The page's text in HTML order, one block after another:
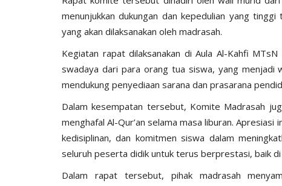
menunjukkan dukungan dan kepedulian yang
yang akan dilaksanakan oleh madrasah.
Kegiatan rapat dilaksanakan di Aula Al-Kahfi
swadaya dari para orang tua siswa, yang menjadi
mendukung penyediaan sarana dan prasarana
Dalam kesempatan tersebut, Komite Madrasah
menghafal Al-Qur’an selama masa liburan.
kedisiplinan, dan komitmen siswa dalam
seluruh peserta didik untuk terus berprestasi, baik di
Dalam rapat tersebut, pihak madrasah